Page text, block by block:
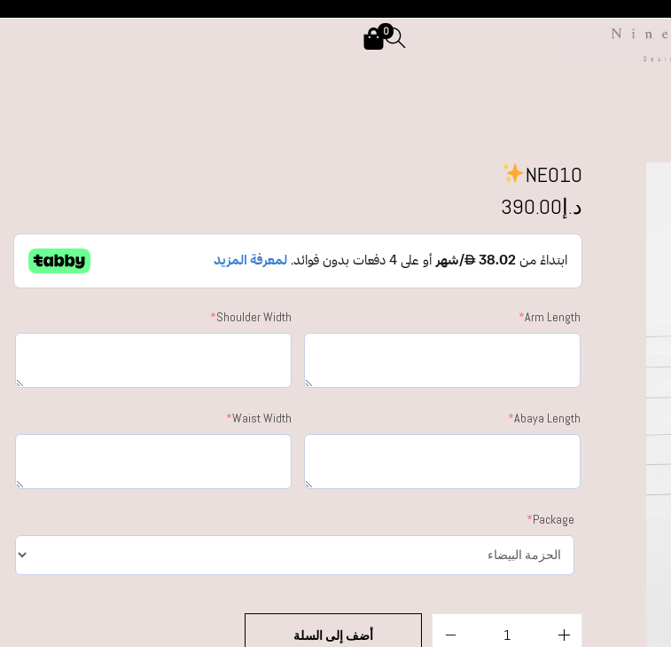
0
NE010
د.إ390.00
Arm Length
*
Shoulder Width
*
Abaya Length
*
Waist Width
*
Package
*
أضف إلى السلة